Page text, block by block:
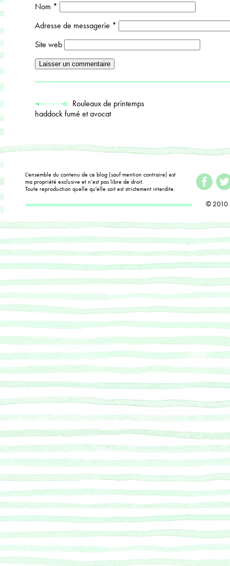
Nom *
Adresse de messagerie *
Site web
Rouleaux de printemps
haddock fumé et avocat
L'ensemble du contenu de ce blog (sauf mention contraire) est
ma propriété exclusive et n’est pas libre de droit.
Toute reproduction quelle qu'elle soit est strictement interdite.
© 2010